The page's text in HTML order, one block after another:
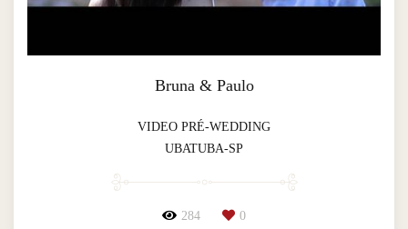
Bruna & Paulo
VIDEO PRÉ-WEDDING
UBATUBA-SP
284 0